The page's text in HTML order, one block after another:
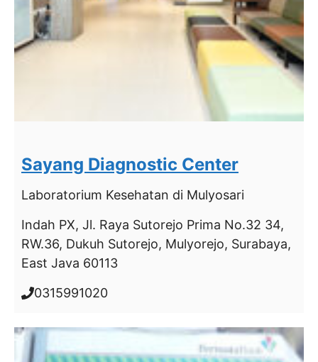
Sayang Diagnostic Center
Laboratorium Kesehatan di Mulyosari
Indah PX, Jl. Raya Sutorejo Prima No.32 34,
RW.36, Dukuh Sutorejo, Mulyorejo, Surabaya,
East Java 60113
0315991020